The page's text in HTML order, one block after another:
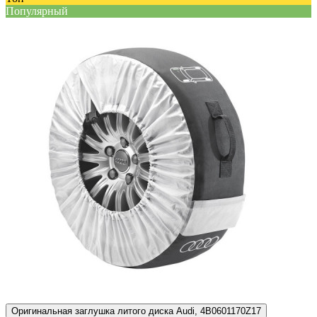
Популярный
Оригинальная заглушка литого диска Audi, 4B0601170Z17